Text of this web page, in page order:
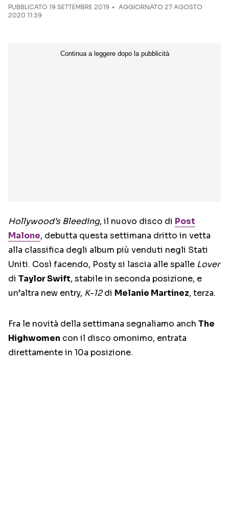
PUBBLICATO 19 SETTEMBRE 2019
AGGIORNATO 27 AGOSTO
2020 11:39
Hollywood’s Bleeding, il nuovo disco di Post
Malone, debutta questa settimana dritto in vetta
alla classifica degli album più venduti negli Stati
Uniti. Così facendo, Posty si lascia alle spalle Lover
di Taylor Swift, stabile in seconda posizione, e
un’altra new entry, K-12di Melanie Martinez, terza.
Fra le novità della settimana segnaliamo anch The
Highwomen con il disco omonimo, entrata
direttamente in 10a posizione.